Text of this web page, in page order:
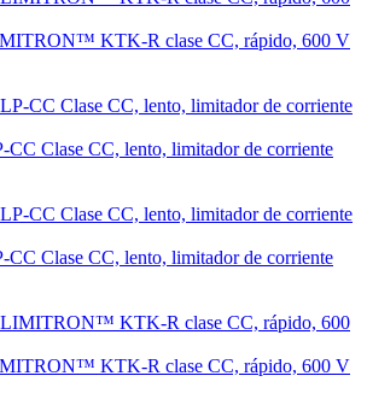
KTK-R clase CC, rápido, 600 V
CC Clase CC, lento, limitador de corriente
CC Clase CC, lento, limitador de corriente
KTK-R clase CC, rápido, 600 V